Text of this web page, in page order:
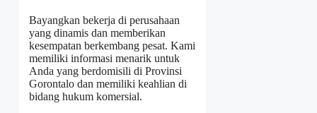
Bayangkan bekerja di perusahaan
yang dinamis dan memberikan
kesempatan berkembang pesat. Kami
memiliki informasi menarik untuk
Anda yang berdomisili di Provinsi
Gorontalo dan memiliki keahlian di
bidang hukum komersial.